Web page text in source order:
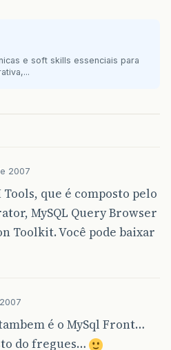
e soft skills essenciais para
2007
Tools, que é composto pelo
MySQL Query Browser
Toolkit. Você pode baixar
é o MySql Front…
do fregues…